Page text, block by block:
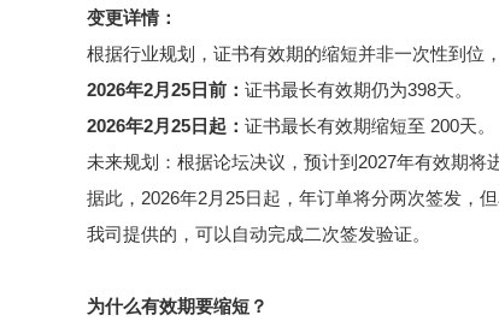
变更详情：
根据行业规划，证书有效期的缩短并非一次性到位
2026年2月25日前： 证书最长有效期仍为398天。
2026年2月25日起： 证书最长有效期缩短至 200天。
未来规划：根据论坛决议，预计到2027年有效期将
据此，2026年2月25日起，年订单将分两次签发，
我司提供的，可以自动完成二次签发验证。
为什么有效期要缩短？